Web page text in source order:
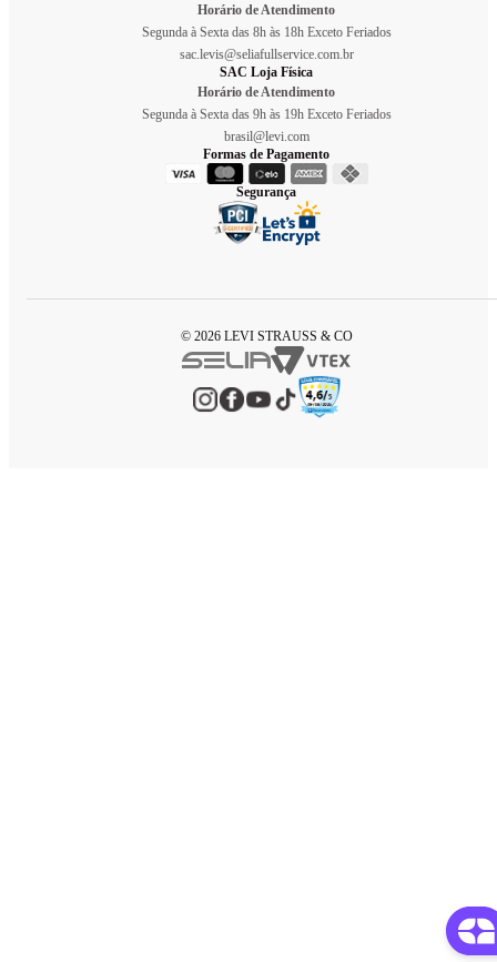
Horário de Atendimento
Segunda à Sexta das 8h às 18h Exceto Feriados
sac.levis@seliafullservice.com.br
SAC Loja Física
Horário de Atendimento
Segunda à Sexta das 9h às 19h Exceto Feriados
brasil@levi.com
Formas de Pagamento
Segurança
© 2026 LEVI STRAUSS & CO